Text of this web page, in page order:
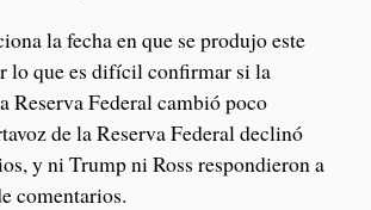
la fecha en que se produjo este
lo que es difícil confirmar si la
Reserva Federal cambió poco
de la Reserva Federal declinó
y ni Trump ni Ross respondieron a
comentarios.